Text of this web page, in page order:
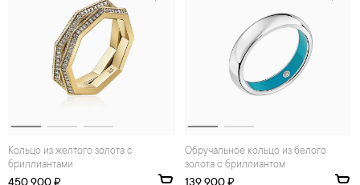
Кольцо из желтого золота с
бриллиантами
Обручальное кольцо из белого
золота с бриллиантом